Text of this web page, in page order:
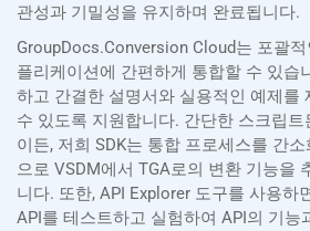
관성과 기밀성을 유지하며 완료됩니다.
GroupDocs.Conversion Cloud는 포괄
플리케이션에 간편하게 통합할 수 있습
하고 간결한 설명서와 실용적인 예제를
수 있도록 지원합니다. 간단한 스크립
이든, 저희 SDK는 통합 프로세스를 간
으로 VSDM에서 TGA로의 변환 기능을
니다. 또한, API Explorer 도구를 사용하
API를 테스트하고 실험하여 API의 기능